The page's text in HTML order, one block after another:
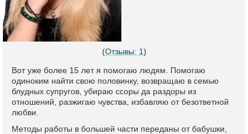
(Отзывы: 1)
Вот уже более 15 лет я помогаю людям. Помогаю
одиноким найти свою половинку, возвращаю в семью
блудных супругов, убираю ссоры да раздоры из
отношений, разжигаю чувства, избавляю от безответной
любви.
Методы работы в большей части переданы от бабушки,